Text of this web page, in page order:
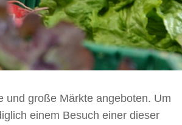
und große Märkte angeboten. Um
einem Besuch einer dieser